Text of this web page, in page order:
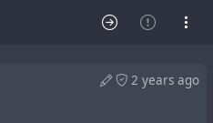
2 years ago